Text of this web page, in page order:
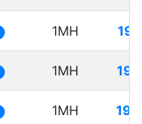
1MH
1MH
1MH